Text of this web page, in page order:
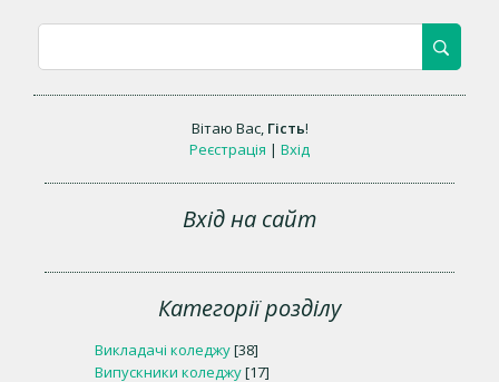
Вітаю Вас, Гість!
Реєстрація | Вхід
Вхід на сайт
Категорії розділу
Викладачі коледжу[38]
Випускники коледжу[17]